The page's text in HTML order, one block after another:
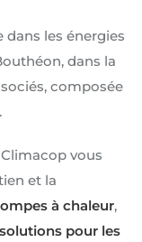
les énergies
dans la
composée
vous
et la
à chaleur,
solutions pour les